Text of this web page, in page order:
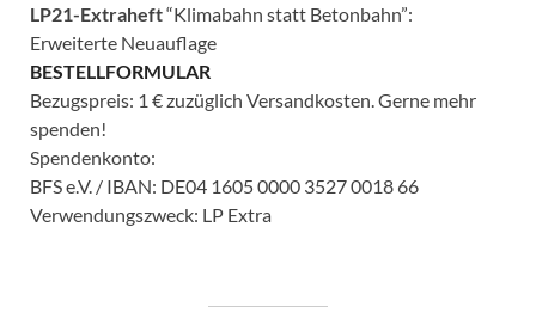
LP21-Extraheft“Klimabahn statt Betonbahn”:
Erweiterte Neuauflage
BESTELLFORMULAR
Bezugspreis: 1 € zuzüglich Versandkosten. Gerne mehr
spenden!
Spendenkonto:
BFS e.V. / IBAN: DE04 1605 0000 3527 0018 66
Verwendungszweck: LP Extra